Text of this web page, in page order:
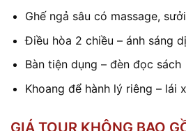
Ghế ngả sâu có massage,
Điều hòa 2 chiều – ánh sáng
Bàn tiện dụng – đèn đọc sách
Khoang để hành lý riêng – lái
GIÁ TOUR KHÔNG BAO